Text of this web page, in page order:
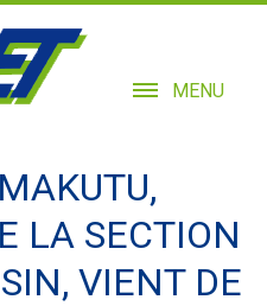
MENU
LA SECTION
VIENT DE